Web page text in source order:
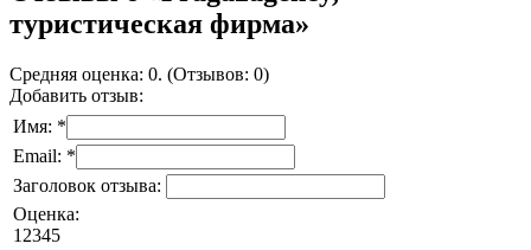
туристическая фирма»
Средняя оценка: 0. (Отзывов: 0)
Добавить отзыв:
Имя: *
Email: *
Заголовок отзыва:
Оценка:
1 2345